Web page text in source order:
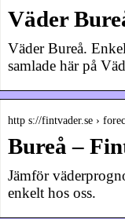
Väder
Väder Bureå.
samlade här på
http s://fintvader.se ›
Bureå –
Jämför
enkelt hos oss.